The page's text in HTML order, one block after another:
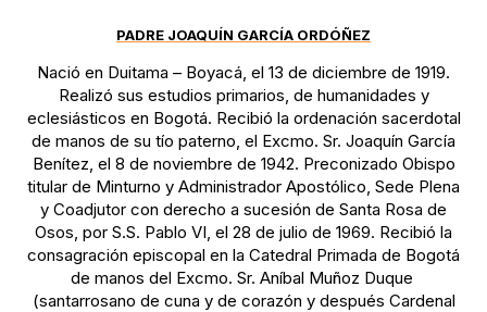
PADRE JOAQUÍN GARCÍA ORDÓÑEZ
Nació en Duitama – Boyacá, el 13 de diciembre de 1919.
Realizó sus estudios primarios, de humanidades y
eclesiásticos en Bogotá. Recibió la ordenación sacerdotal
de manos de su tío paterno, el Excmo. Sr. Joaquín García
Benítez, el 8 de noviembre de 1942. Preconizado Obispo
titular de Minturno y Administrador Apostólico, Sede Plena
y Coadjutor con derecho a sucesión de Santa Rosa de
Osos, por S.S. Pablo VI, el 28 de julio de 1969. Recibió la
consagración episcopal en la Catedral Primada de Bogotá
de manos del Excmo. Sr. Aníbal Muñoz Duque
(santarrosano de cuna y de corazón y después Cardenal